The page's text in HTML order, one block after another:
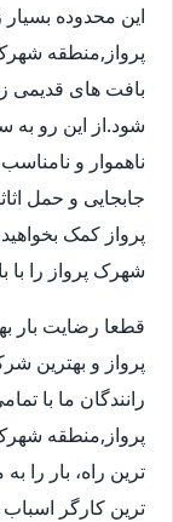
این محدوده
پرواز,منطقه
بافت های قدیمی
شود.از این رو به
ناهموار و
جابجایی و حمل
پرواز کمک
شهرک پرواز را با
قطعا رضایت بار
پرواز و بهترین
رانندگان ما با
پرواز,منطقه
ترین راه، بار را
ترین کارگر